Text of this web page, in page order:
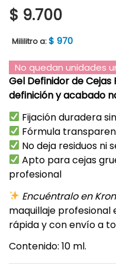
$ 9.700
Mililitro a:$ 970
No quedan unidades
Gel Definidor de Cejas
definición y acabado
Fijación duradera
Fórmula
No deja residuos ni
Apto para cejas
profesional
Encuéntralo en
maquillaje profesional
rápida y con envío a
Contenido: 10 ml.